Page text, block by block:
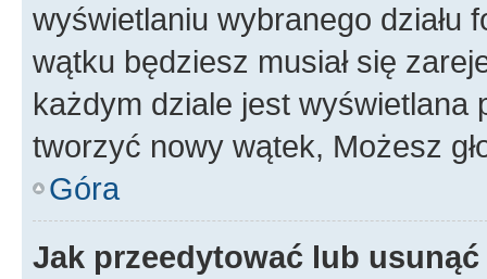
wyświetlaniu wybranego działu
wątku będziesz musiał się
każdym dziale jest wyświetlana
tworzyć nowy wątek, Możesz
Góra
Jak przeedytować lub